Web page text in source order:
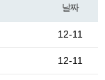
날짜
12-11
12-11